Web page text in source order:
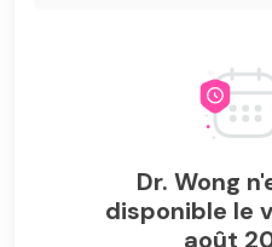
Dr. Wong
disponible le
août